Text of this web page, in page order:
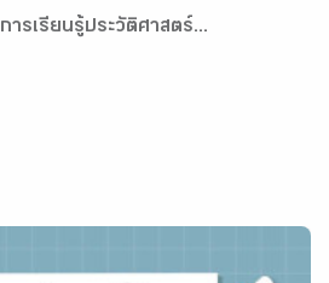
ารเรียนรู้ประวัติศาสตร์...